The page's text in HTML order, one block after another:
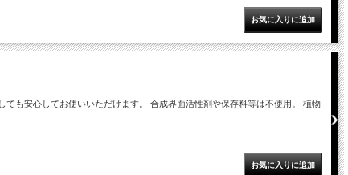
も安心してお使いいただけます。 合成界面活性剤や保存料等は不使用。 植物